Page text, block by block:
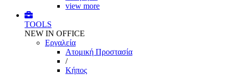
view more
TOOLS
NEW IN OFFICE
Εργαλεία
Aτομική Προστασία
/
Kήπος